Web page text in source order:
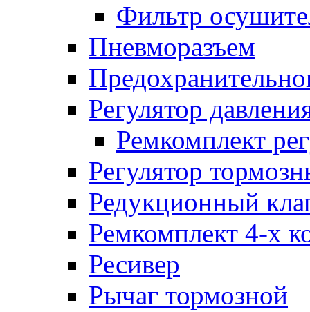
Фильтр
Пневморазъем
Регулятор
Ремкомплект
Регулятор
Редукционный
Ремкомплект 4-х
Ресивер
Рычаг тормозной